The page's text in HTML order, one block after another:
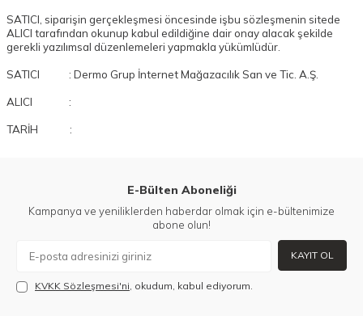
SATICI, siparişin gerçekleşmesi öncesinde işbu sözleşmenin sitede
ALICI tarafından okunup kabul edildiğine dair onay alacak şekilde
gerekli yazılımsal düzenlemeleri yapmakla yükümlüdür.
SATICI : Dermo Grup İnternet Mağazacılık San ve Tic. A.Ş.
ALICI :
TARİH :
E-Bülten Aboneliği
Kampanya ve yeniliklerden haberdar olmak için e-bültenimize
abone olun!
KAYIT OL
KVKK Sözleşmesi'ni, okudum, kabul ediyorum.